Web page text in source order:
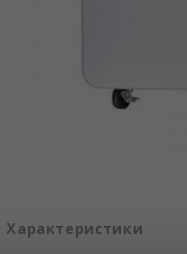
Характеристики